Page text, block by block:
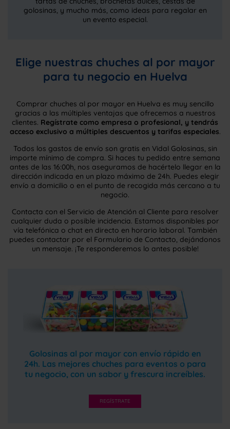
golosinas, y mucho más, como ideas para regalar en
un evento especial.
Elige nuestras chuches al por mayor
para tu negocio en Huelva
Comprar chuches al por mayor en Huelva es muy sencillo
gracias a las múltiples ventajas que ofrecemos a nuestros
clientes. Regístrate como empresa o profesional, y tendrás
acceso exclusivo a múltiples descuentos y tarifas especiales.
Todos los gastos de envío son gratis en Vidal Golosinas, sin
importe mínimo de compra. Si haces tu pedido entre semana
antes de las 16:00h, nos aseguramos de hacértelo llegar en la
dirección indicada en un plazo máximo de 24h. Puedes elegir
envío a domicilio o en el punto de recogida más cercano a tu
negocio.
Contacta con el Servicio de Atención al Cliente para resolver
cualquier duda o posible incidencia. Estamos disponibles por
vía telefónica o chat en directo en horario laboral. También
puedes contactar por el Formulario de Contacto, dejándonos
un mensaje. ¡Te responderemos lo antes posible!
Golosinas al por mayor con envío rápido en
24h. Las mejores chuches para eventos o para
tu negocio, con un sabor y frescura increíbles.
REGÍSTRATE